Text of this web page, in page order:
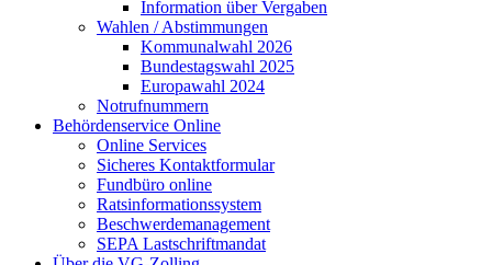
Information über Vergaben
Wahlen / Abstimmungen
Kommunalwahl 2026
Bundestagswahl 2025
Europawahl 2024
Notrufnummern
Behördenservice Online
Online Services
Sicheres Kontaktformular
Fundbüro online
Ratsinformationssystem
Beschwerdemanagement
SEPA Lastschriftmandat